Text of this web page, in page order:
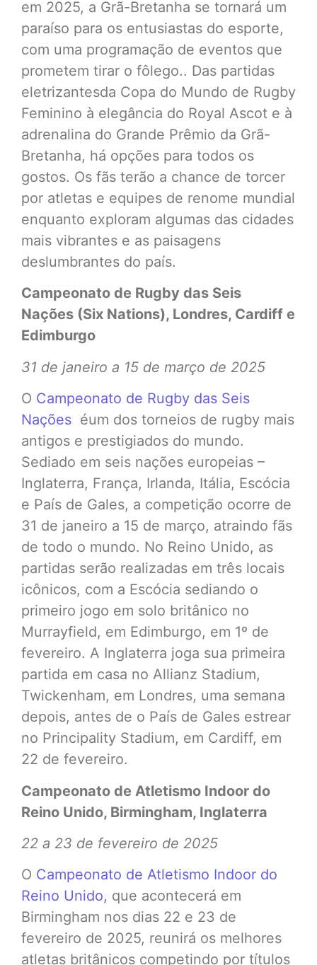
em 2025, a Grã-Bretanha se tornará um
paraíso para os entusiastas do esporte,
com uma programação de eventos que
prometem tirar o fôlego.. Das partidas
eletrizantesda Copa do Mundo de Rugby
Feminino à elegância do Royal Ascot e à
adrenalina do Grande Prêmio da Grã-
Bretanha, há opções para todos os
gostos. Os fãs terão a chance de torcer
por atletas e equipes de renome mundial
enquanto exploram algumas das cidades
mais vibrantes e as paisagens
deslumbrantes do país.
Campeonato de Rugby das Seis
Nações (Six Nations), Londres, Cardiff e
Edimburgo
31 de janeiro a 15 de março de 2025
O Campeonato de Rugby das Seis
Nações éum dos torneios de rugby mais
antigos e prestigiados do mundo.
Sediado em seis nações europeias –
Inglaterra, França, Irlanda, Itália, Escócia
e País de Gales, a competição ocorre de
31 de janeiro a 15 de março, atraindo fãs
de todo o mundo. No Reino Unido, as
partidas serão realizadas em três locais
icônicos, com a Escócia sediando o
primeiro jogo em solo britânico no
Murrayfield, em Edimburgo, em 1º de
fevereiro. A Inglaterra joga sua primeira
partida em casa no Allianz Stadium,
Twickenham, em Londres, uma semana
depois, antes de o País de Gales estrear
no Principality Stadium, em Cardiff, em
22 de fevereiro.
Campeonato de Atletismo Indoor do
Reino Unido, Birmingham, Inglaterra
22 a 23 de fevereiro de 2025
O Campeonato de Atletismo Indoor do
Reino Unido, que acontecerá em
Birmingham nos dias 22 e 23 de
fevereiro de 2025, reunirá os melhores
atletas britânicos competindo por títulos